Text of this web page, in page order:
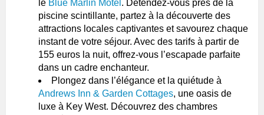
le Blue Marlin Motel . Détendez-vous près de la
piscine scintillante, partez à la découverte des
attractions locales captivantes et savourez chaque
instant de votre séjour. Avec des tarifs à partir de
155 euros la nuit, offrez-vous l’escapade parfaite
dans un cadre enchanteur.
Plongez dans l’élégance et la quiétude à
Andrews Inn & Garden Cottages, une oasis de
luxe à Key West. Découvrez des chambres